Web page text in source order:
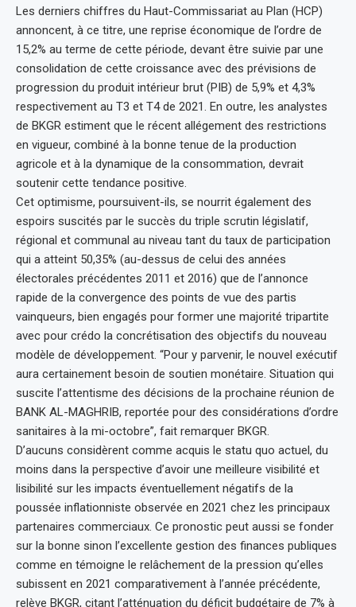
Les derniers chiffres du Haut-Commissariat au Plan (HCP)
annoncent, à ce titre, une reprise économique de l’ordre de
15,2% au terme de cette période, devant être suivie par une
consolidation de cette croissance avec des prévisions de
progression du produit intérieur brut (PIB) de 5,9% et 4,3%
respectivement au T3 et T4 de 2021. En outre, les analystes
de BKGR estiment que le récent allégement des restrictions
en vigueur, combiné à la bonne tenue de la production
agricole et à la dynamique de la consommation, devrait
soutenir cette tendance positive.
Cet optimisme, poursuivent-ils, se nourrit également des
espoirs suscités par le succès du triple scrutin législatif,
régional et communal au niveau tant du taux de participation
qui a atteint 50,35% (au-dessus de celui des années
électorales précédentes 2011 et 2016) que de l’annonce
rapide de la convergence des points de vue des partis
vainqueurs, bien engagés pour former une majorité tripartite
avec pour crédo la concrétisation des objectifs du nouveau
modèle de développement. “Pour y parvenir, le nouvel exécutif
aura certainement besoin de soutien monétaire. Situation qui
suscite l’attentisme des décisions de la prochaine réunion de
BANK AL-MAGHRIB, reportée pour des considérations d’ordre
sanitaires à la mi-octobre”, fait remarquer BKGR.
D’aucuns considèrent comme acquis le statu quo actuel, du
moins dans la perspective d’avoir une meilleure visibilité et
lisibilité sur les impacts éventuellement négatifs de la
poussée inflationniste observée en 2021 chez les principaux
partenaires commerciaux. Ce pronostic peut aussi se fonder
sur la bonne sinon l’excellente gestion des finances publiques
comme en témoigne le relâchement de la pression qu’elles
subissent en 2021 comparativement à l’année précédente,
relève BKGR, citant l’atténuation du déficit budgétaire de 7% à